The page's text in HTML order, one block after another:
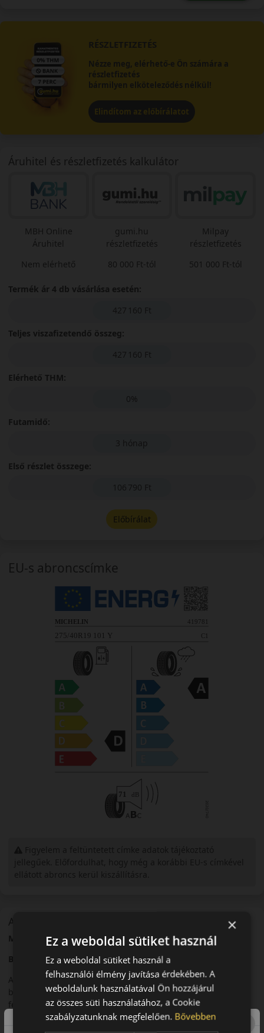
RÉSZLETFIZETÉS
Nézze meg, elérhető-e Ön számára a
részletfizetés
bármilyen elköteleződés nélkül!
Elindítom az előbírálatot
A mintázat
Michelin Primacy3 – Komfortos nyári személyautó-abroncs
Bevezető
A Michelin Primacy 3 egy prémium nyári abroncs, amelyet a
biztonságos és kényelmes közlekedés érdekében
fejlesztettek.
Futófelület és tapadás
Áruhitel és részletfizetés kalkulátor
MBH Online
Áruhitel
Nem elérhető
gumi.hu
részletfizetés
80 000 Ft-tól
Milpay
részletfizetés
501 000 Ft-tól
Termék ár 4 db vásárlása esetén:
427 160 Ft
Teljes viszafizetendő összeg:
427 160 Ft
Elérhető THM:
0%
Futamidő:
3 hónap
Első részlet összege:
106 790 Ft
Előbírálat
EU-s abroncscímke
×
Ez a weboldal sütiket használ
Ez a weboldal sütiket használ a
felhasználói élmény javítása érdekében. A
weboldalunk használatával Ön hozzájárul
az összes süti használatához, a Cookie
szabályzatunknak megfelelően. Bővebben